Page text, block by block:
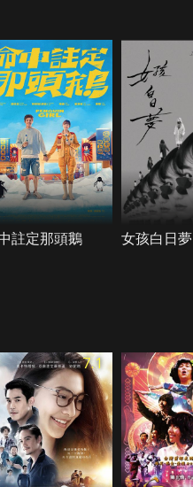
註定那頭鵝 女孩白日夢
7.1